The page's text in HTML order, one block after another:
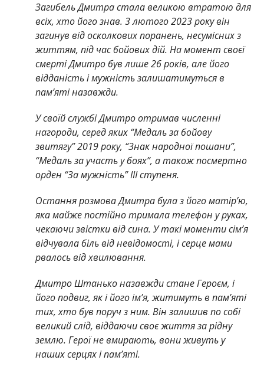
Загибель Дмитра стала великою втратою для
всіх, хто його знав. 3 лютого 2023 року він
загинув від осколкових поранень, несумісних з
життям, під час бойових дій. На момент своєї
смерті Дмитро був лише 26 років, але його
відданість і мужність залишатимуться в
пам’яті назавжди.
У своїй службі Дмитро отримав численні
нагороди, серед яких “Медаль за бойову
звитягу” 2019 року, “Знак народної пошани”,
“Медаль за участь у боях”, а також посмертно
орден “За мужність” III ступеня.
Остання розмова Дмитра була з його матір’ю,
яка майже постійно тримала телефон у руках,
чекаючи звістки від сина. У такі моменти сім’я
відчувала біль від невідомості, і серце мами
рвалось від хвилювання.
Дмитро Штанько назавжди стане Героєм, і
його подвиг, як і його ім’я, житимуть в пам’яті
тих, хто був поруч з ним. Він залишив по собі
великий слід, віддаючи своє життя за рідну
землю. Герої не вмирають, вони живуть у
наших серцях і пам’яті.